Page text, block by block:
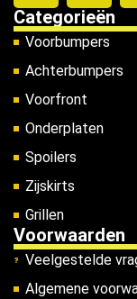
Categorieën
Voorbumpers
Achterbumpers
Voorfront
Onderplaten
Spoilers
Zijskirts
Grillen
Voorwaarden
Veelgestelde
Algemene